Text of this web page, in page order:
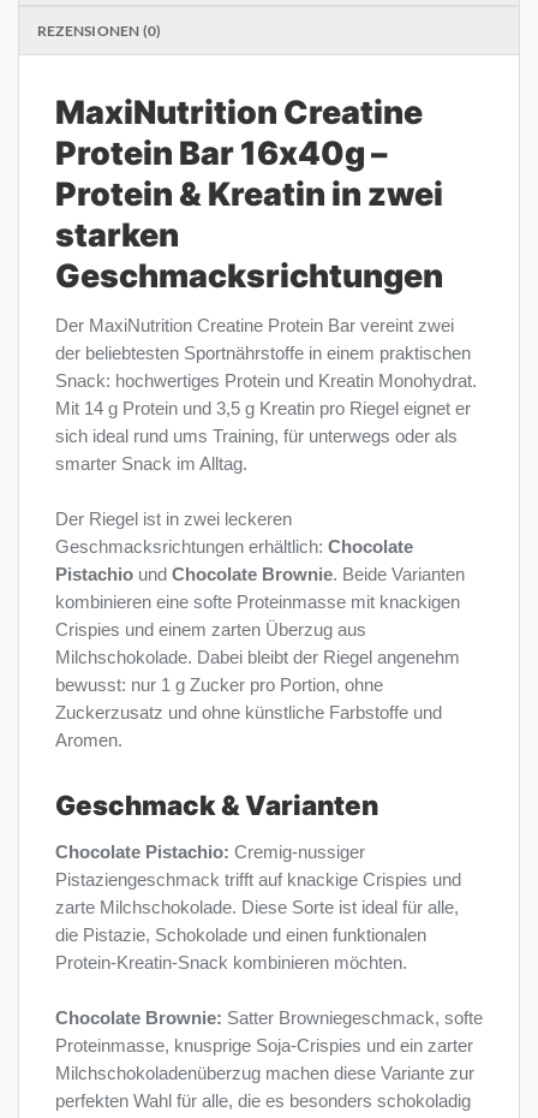
REZENSIONEN (0)
MaxiNutrition Creatine
Protein Bar 16x40g –
Protein & Kreatin in zwei
starken
Geschmacksrichtungen
Der MaxiNutrition Creatine Protein Bar vereint zwei
der beliebtesten Sportnährstoffe in einem praktischen
Snack: hochwertiges Protein und Kreatin Monohydrat.
Mit 14 g Protein und 3,5 g Kreatin pro Riegel eignet er
sich ideal rund ums Training, für unterwegs oder als
smarter Snack im Alltag.
Der Riegel ist in zwei leckeren
Geschmacksrichtungen erhältlich: Chocolate
Pistachio und Chocolate Brownie. Beide Varianten
kombinieren eine softe Proteinmasse mit knackigen
Crispies und einem zarten Überzug aus
Milchschokolade. Dabei bleibt der Riegel angenehm
bewusst: nur 1 g Zucker pro Portion, ohne
Zuckerzusatz und ohne künstliche Farbstoffe und
Aromen.
Geschmack & Varianten
Chocolate Pistachio: Cremig-nussiger
Pistaziengeschmack trifft auf knackige Crispies und
zarte Milchschokolade. Diese Sorte ist ideal für alle,
die Pistazie, Schokolade und einen funktionalen
Protein-Kreatin-Snack kombinieren möchten.
Chocolate Brownie: Satter Browniegeschmack, softe
Proteinmasse, knusprige Soja-Crispies und ein zarter
Milchschokoladenüberzug machen diese Variante zur
perfekten Wahl für alle, die es besonders schokoladig